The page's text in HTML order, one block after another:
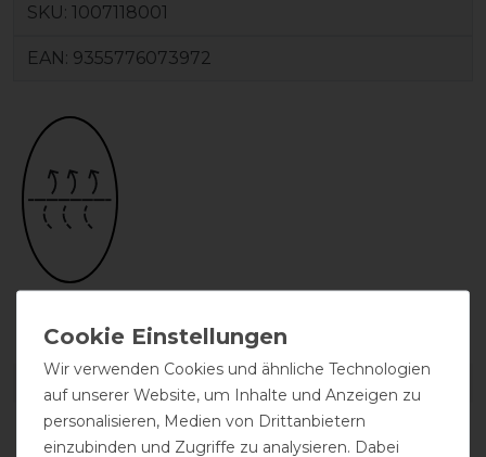
SKU: 1007118001
EAN: 9355776073972
DETAILS ZUR PRODUKTSICHERHEIT
Wir verwenden Cookies und ähnliche Technologien
auf unserer Website, um Inhalte und Anzeigen zu
personalisieren, Medien von Drittanbietern
einzubinden und Zugriffe zu analysieren. Dabei